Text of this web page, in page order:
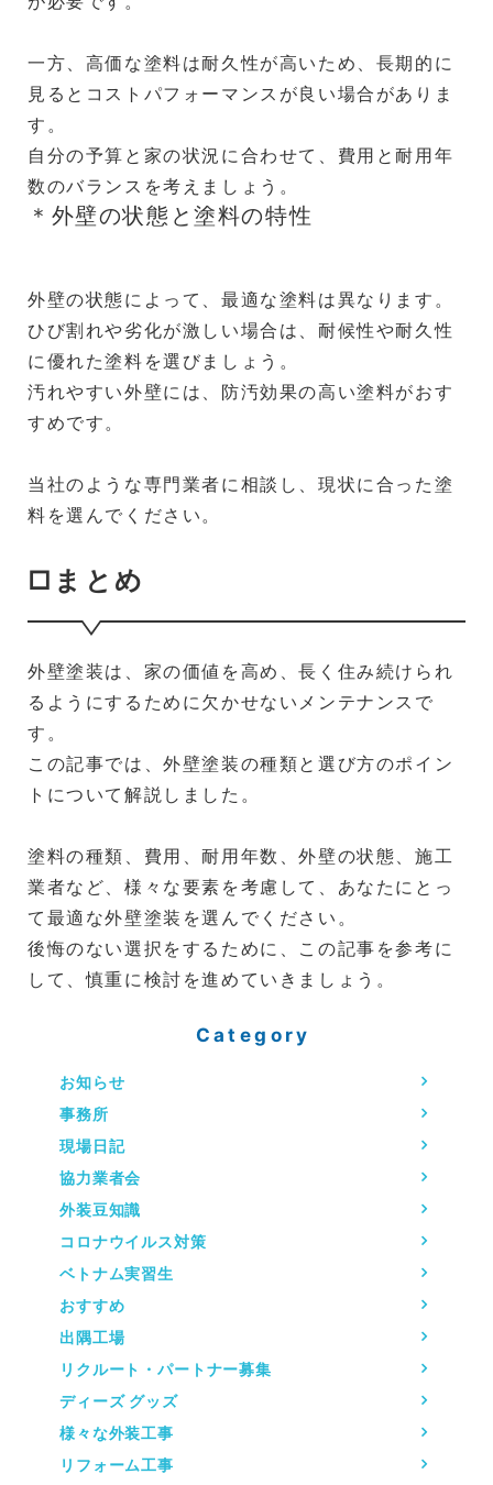
一方、高価な塗料は耐久性が高いため、長期的に
見るとコストパフォーマンスが良い場合がありま
す。
自分の予算と家の状況に合わせて、費用と耐用年
数のバランスを考えましょう。
＊外壁の状態と塗料の特性
外壁の状態によって、最適な塗料は異なります。
ひび割れや劣化が激しい場合は、耐候性や耐久性
に優れた塗料を選びましょう。
汚れやすい外壁には、防汚効果の高い塗料がおす
すめです。
当社のような専門業者に相談し、現状に合った塗
料を選んでください。
□まとめ
外壁塗装は、家の価値を高め、長く住み続けられ
るようにするために欠かせないメンテナンスで
す。
この記事では、外壁塗装の種類と選び方のポイン
トについて解説しました。
塗料の種類、費用、耐用年数、外壁の状態、施工
業者など、様々な要素を考慮して、あなたにとっ
て最適な外壁塗装を選んでください。
後悔のない選択をするために、この記事を参考に
して、慎重に検討を進めていきましょう。
Category
お知らせ
事務所
現場日記
協力業者会
外装豆知識
コロナウイルス対策
ベトナム実習生
おすすめ
出隅工場
リクルート・パートナー募集
ディーズ グッズ
様々な外装工事
リフォーム工事